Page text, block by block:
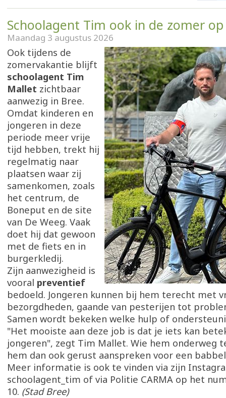
Schoolagent Tim ook in de zomer
Maandag 3 augustus 2026
Ook tijdens de
zomervakantie blijft
schoolagent Tim
Mallet zichtbaar
aanwezig in Bree.
Omdat kinderen en
jongeren in deze
periode meer vrije
tijd hebben, trekt hij
regelmatig naar
plaatsen waar zij
samenkomen, zoals
het centrum, de
Boneput en de site
van De Weeg. Vaak
doet hij dat gewoon
met de fiets en in
burgerkledij.
Zijn aanwezigheid is
vooral preventief
bedoeld. Jongeren kunnen bij hem terecht met
bezorgdheden, gaande van pesterijen tot
Samen wordt bekeken welke hulp of
"Het mooiste aan deze job is dat je iets kan
jongeren", zegt Tim Mallet. Wie hem onderweg
hem dan ook gerust aanspreken voor een
Meer informatie is ook te vinden via zijn
schoolagent_tim of via Politie CARMA op het
10. (Stad Bree)